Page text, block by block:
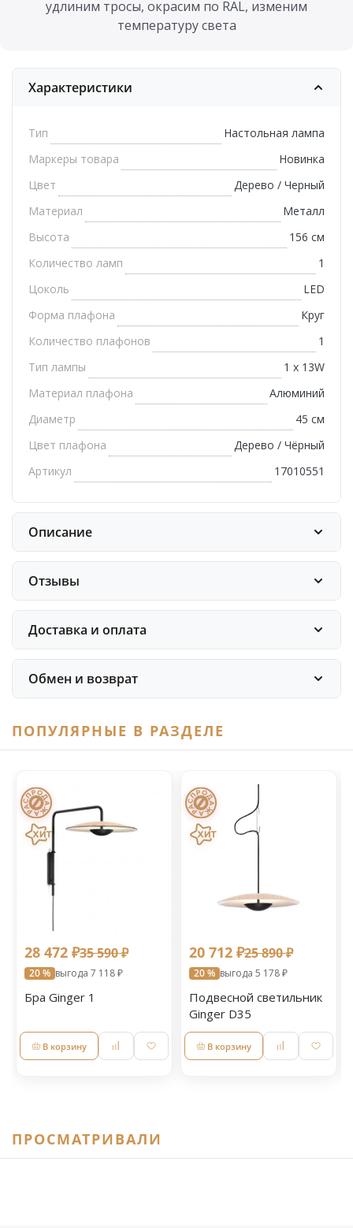
удлиним тросы, окрасим по RAL, изменим
температуру света
Характеристики
Тип
Настольная лампа
Маркеры товара
Новинка
Цвет
Дерево / Черный
Материал
Металл
Высота
156 см
Количество ламп
1
Цоколь
LED
Форма плафона
Круг
Количество плафонов
1
Тип лампы
1 х 13W
Материал плафона
Алюминий
Диаметр
45 см
Цвет плафона
Дерево / Чёрный
Артикул
17010551
Описание
Отзывы
Доставка и оплата
Обмен и возврат
ПОПУЛЯРНЫЕ В РАЗДЕЛЕ
28 472 ₽35 590 ₽
20 % выгода 7 118 ₽
Бра Ginger 1
В корзину
20 712 ₽25 890 ₽
20 % выгода 5 178 ₽
Подвесной светильник
Ginger D35
В корзину
ПРОСМАТРИВАЛИ